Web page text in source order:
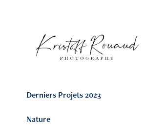
Derniers Projets 2023
Nature